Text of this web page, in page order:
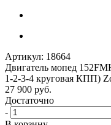
Артикул: 18664
Двигатель мопед
1-2-3-4 круговая КПП)
27 900 руб.
Достаточно
-